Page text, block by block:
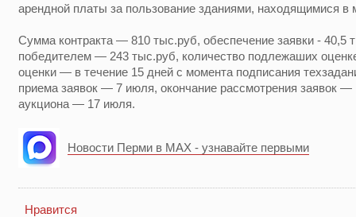
арендной платы за пользование зданиями, находящимися в
Сумма контракта — 810 тыс.руб, обеспечение заявки - 40,5
победителем — 243 тыс.руб, количество подлежаших
оценки — в течение 15 дней с момента подписания
приема заявок — 7 июля, окончание рассмотрения заявок
аукциона — 17 июля.
Новости Перми в MAX - узнавайте первыми
Нравится